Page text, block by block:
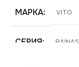
МАРКА VITO
СЕРИЯ RAINAS